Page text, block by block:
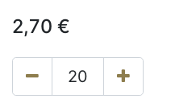
2,70 €